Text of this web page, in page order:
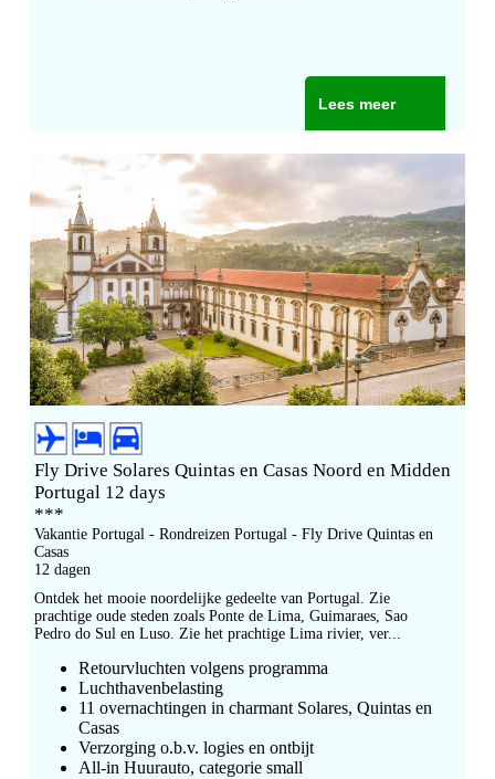
Lees meer
Fly Drive Solares Quintas en Casas Noord en Midden
Portugal 12 days
***
Vakantie Portugal - Rondreizen Portugal - Fly Drive Quintas en
Casas
12 dagen
Ontdek het mooie noordelijke gedeelte van Portugal. Zie
prachtige oude steden zoals Ponte de Lima, Guimaraes, Sao
Pedro do Sul en Luso. Zie het prachtige Lima rivier, ver...
Retourvluchten volgens programma
Luchthavenbelasting
11 overnachtingen in charmant Solares, Quintas en
Casas
Verzorging o.b.v. logies en ontbijt
All-in Huurauto, categorie small